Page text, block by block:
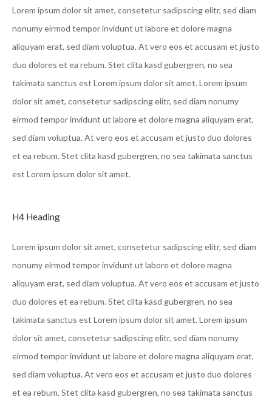
Lorem ipsum dolor sit amet, consetetur sadipscing elitr, sed diam
nonumy eirmod tempor invidunt ut labore et dolore magna
aliquyam erat, sed diam voluptua. At vero eos et accusam et justo
duo dolores et ea rebum. Stet clita kasd gubergren, no sea
takimata sanctus est Lorem ipsum dolor sit amet. Lorem ipsum
dolor sit amet, consetetur sadipscing elitr, sed diam nonumy
eirmod tempor invidunt ut labore et dolore magna aliquyam erat,
sed diam voluptua. At vero eos et accusam et justo duo dolores
et ea rebum. Stet clita kasd gubergren, no sea takimata sanctus
est Lorem ipsum dolor sit amet.
H4 Heading
Lorem ipsum dolor sit amet, consetetur sadipscing elitr, sed diam
nonumy eirmod tempor invidunt ut labore et dolore magna
aliquyam erat, sed diam voluptua. At vero eos et accusam et justo
duo dolores et ea rebum. Stet clita kasd gubergren, no sea
takimata sanctus est Lorem ipsum dolor sit amet. Lorem ipsum
dolor sit amet, consetetur sadipscing elitr, sed diam nonumy
eirmod tempor invidunt ut labore et dolore magna aliquyam erat,
sed diam voluptua. At vero eos et accusam et justo duo dolores
et ea rebum. Stet clita kasd gubergren, no sea takimata sanctus